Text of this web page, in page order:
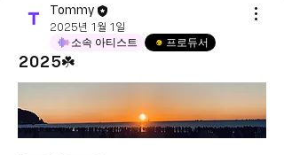
Tommy
2025년 1월 1일
소속 아티스트 프로듀서
2025☘️